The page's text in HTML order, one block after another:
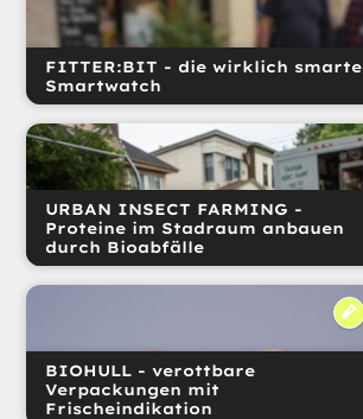
FITTER:BIT - die wirklich smarte
Smartwatch
URBAN INSECT FARMING -
Proteine im Stadraum anbauen
durch Bioabfälle
BIOHULL - verottbare
Verpackungen mit
Frischeindikation